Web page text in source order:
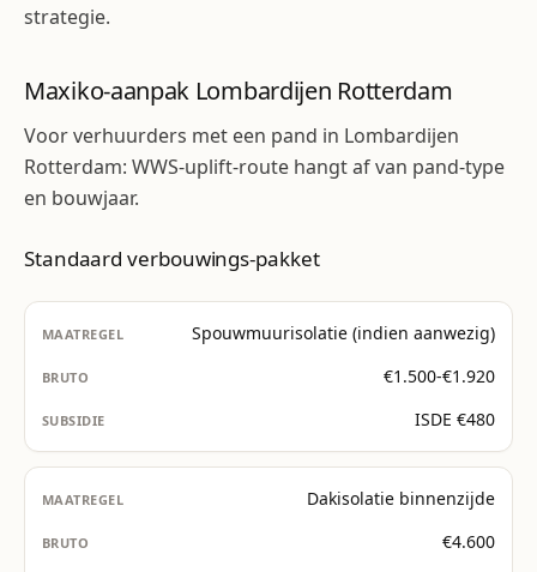
strategie.
Maxiko-aanpak Lombardijen Rotterdam
Voor verhuurders met een pand in Lombardijen
Rotterdam: WWS-uplift-route hangt af van pand-type
en bouwjaar.
Standaard verbouwings-pakket
Spouwmuurisolatie (indien aanwezig)
€1.500-€1.920
ISDE €480
Dakisolatie binnenzijde
€4.600